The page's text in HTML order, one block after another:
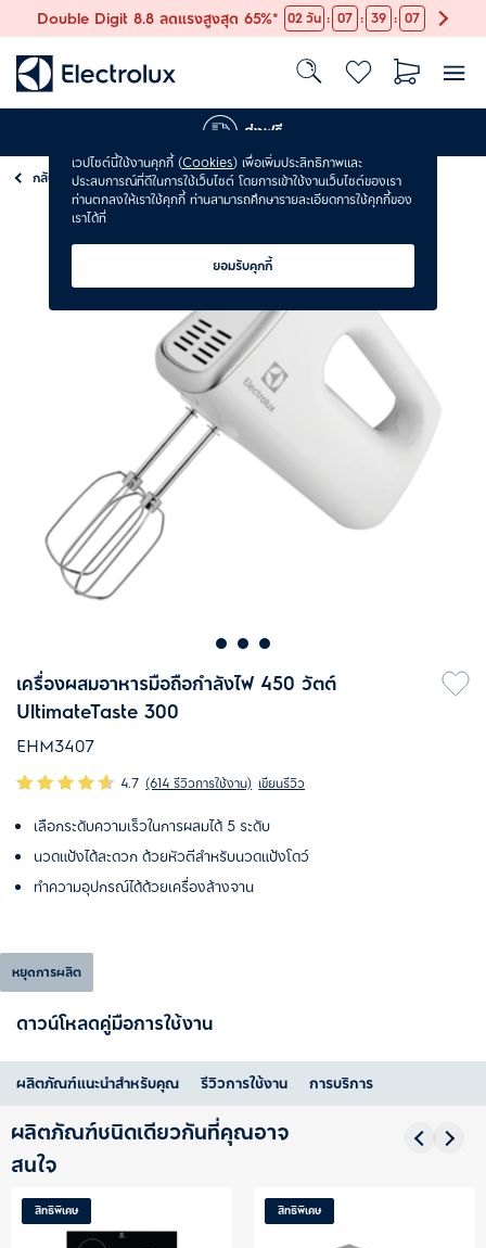
Double Digit 8.8 ลดแรงสูงสุด 65%* 02วัน : 07 : 39 : 06
ส่งฟรี
กลับ เครื่องผสมอาหาร
เครื่องผสมอาหารมือถือกำลังไฟ 450 วัตต์
UltimateTaste 300
EHM3407
4.7 (614 รีวิวการใช้งาน) เขียนรีวิว
เลือกระดับความเร็วในการผสมได้ 5 ระดับ
นวดแป้งได้สะดวก ด้วยหัวตีสำหรับนวดแป้งโดว์
ทำความอุปกรณ์ได้ด้วยเครื่องล้างจาน
หยุดการผลิต
ดาวน์โหลดคู่มือการใช้งาน
ผลิตภัณฑ์แนะนำสำหรับคุณ รีวิวการใช้งาน การบริการ
ผลิตภัณฑ์ชนิดเดียวกันที่คุณอาจ
สนใจ
สิทธิพิเศษ สิทธิพิเศษ
เวปไซต์นี้ใช้งานคุกกี้ (Cookies) เพื่อเพิ่มประสิทธิภาพและ
ประสบการณ์ที่ดีในการใช้เว็บไซต์ โดยการเข้าใช้งานเว็บไซต์ของเรา
ท่านตกลงให้เราใช้คุกกี้ ท่านสามารถศึกษารายละเอียดการใช้คุกกี้ของ
เราได้ที่
ยอมรับคุกกี้